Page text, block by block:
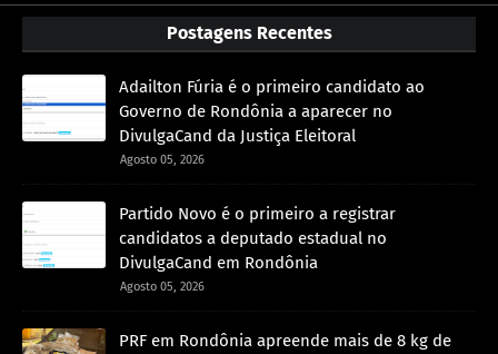
Postagens Recentes
Adailton Fúria é o primeiro candidato ao
Governo de Rondônia a aparecer no
DivulgaCand da Justiça Eleitoral
Agosto 05, 2026
Partido Novo é o primeiro a registrar
candidatos a deputado estadual no
DivulgaCand em Rondônia
Agosto 05, 2026
PRF em Rondônia apreende mais de 8 kg de